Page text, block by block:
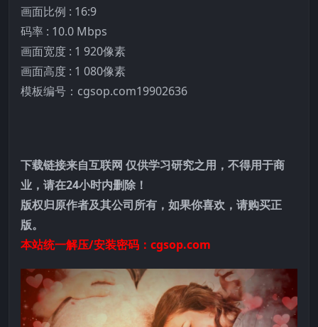
画面比例 : 16:9
码率 : 10.0 Mbps
画面宽度 : 1 920像素
画面高度 : 1 080像素
模板编号：cgsop.com19902636
下载链接来自互联网 仅供学习研究之用，不得用于商
业，请在24小时内删除！
版权归原作者及其公司所有，如果你喜欢，请购买正
版。
本站统一解压/安装密码：cgsop.com